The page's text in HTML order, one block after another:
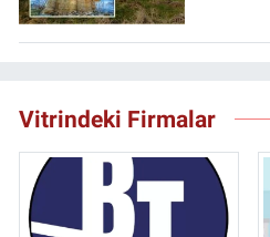
Vitrindeki Firmalar